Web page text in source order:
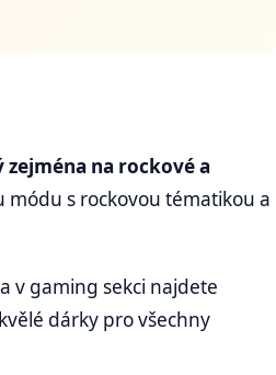
na rockové a
módu s rockovou tématikou a
a v gaming sekci najdete
dárky pro všechny